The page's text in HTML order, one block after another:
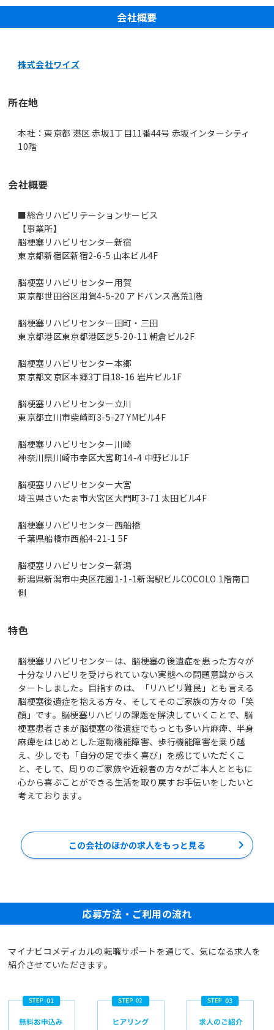
会社概要
株式会社ワイズ
所在地
本社：東京都 港区 赤坂1丁目11番44号 赤坂インターシティ
10階
会社概要
■総合リハビリテーションサービス
【事業所】
脳梗塞リハビリセンター新宿
東京都新宿区新宿2-6-5 山本ビル4F
脳梗塞リハビリセンター用賀
東京都世田谷区用賀4-5-20 アドバンス高荒1階
脳梗塞リハビリセンター田町・三田
東京都港区東京都港区芝5-20-11 朝倉ビル2F
脳梗塞リハビリセンター本郷
東京都文京区本郷3丁目18-16 岩片ビル1F
脳梗塞リハビリセンター立川
東京都立川市柴崎町3-5-27 YMビル4F
脳梗塞リハビリセンター川崎
神奈川県川崎市幸区大宮町14-4 中野ビル1F
脳梗塞リハビリセンター大宮
埼玉県さいたま市大宮区大門町3-71 太田ビル4F
脳梗塞リハビリセンター西船橋
千葉県船橋市西船4-21-1 5F
脳梗塞リハビリセンター新潟
新潟県新潟市中央区花園1-1-1新潟駅ビルCOCOLO 1階南口
側
特色
脳梗塞リハビリセンターは、脳梗塞の後遺症を患った方々が
十分なリハビリを受けられていない実態への問題意識からス
タートしました。目指すのは、「リハビリ難民」とも言える
脳梗塞後遺症を抱える方々、そしてそのご家族の方々の「笑
顔」です。脳梗塞リハビリの課題を解決していくことで、脳
梗塞患者さまが脳梗塞の後遺症でもっとも多い片麻痺、半身
麻痺をはじめとした運動機能障害、歩行機能障害を乗り越
え、少しでも「自分の足で歩く喜び」を感じていただくこ
と、そして、周りのご家族や近親者の方々がご本人とともに
心から喜ぶことができる生活を取り戻すお手伝いをしたいと
考えております。
この会社のほかの求人をもっと見る
応募方法・ご利用の流れ
マイナビコメディカルの転職サポートを通じて、気になる求人を
紹介させていただきます。